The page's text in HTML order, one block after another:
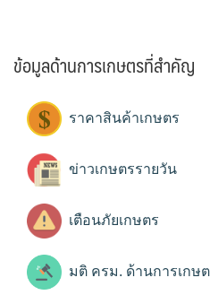
ข้อมูลด้านการเกษตรที่สำคัญ
ราคาสินค้าเกษตร
ข่าวเกษตรรายวัน
เตือนภัยเกษตร
มติ ครม. ด้านการเกษ